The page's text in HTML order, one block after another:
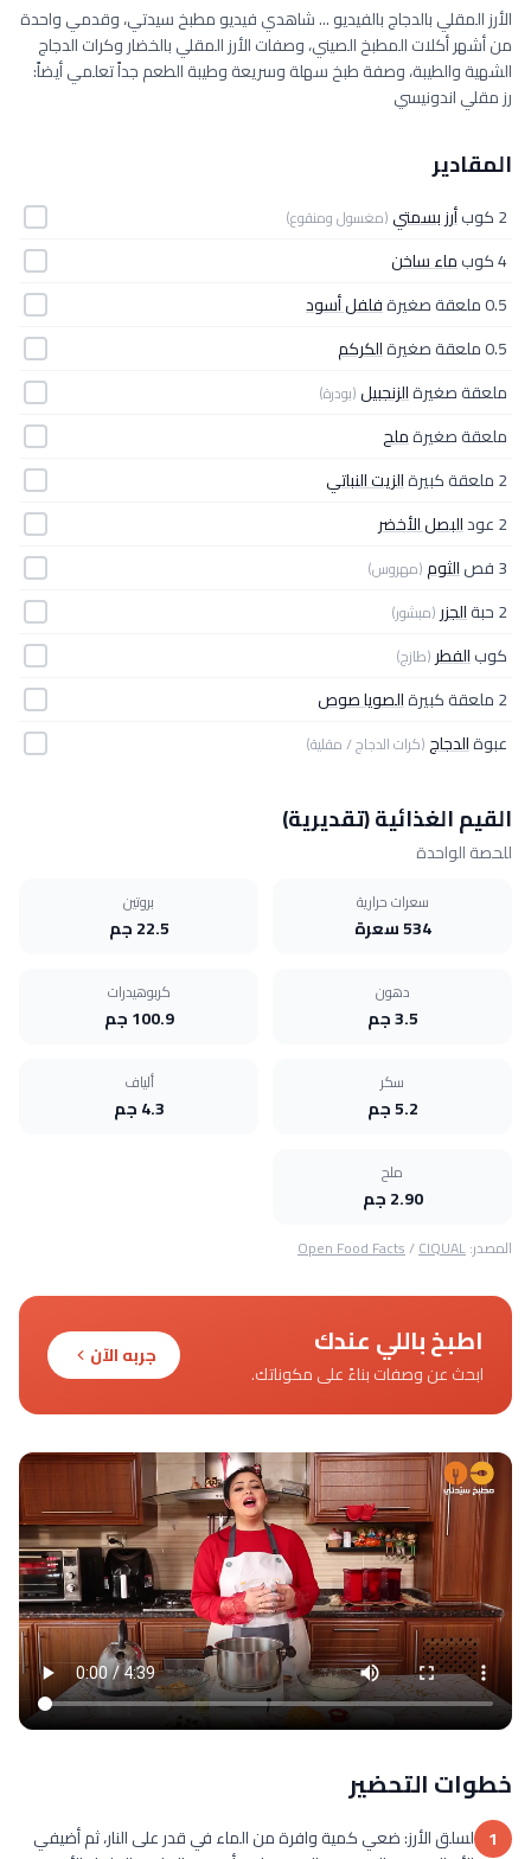
الأرز المقلي بالدجاج بالفيديو ... شاهدي فيديو مطبخ سيدتي، وقدمي واحدة
من أشهر أكلات المطبخ الصيني، وصفات الأرز المقلي بالخضار وكرات الدجاج
الشهية والطيبة، وصفة طبخ سهلة وسريعة وطيبة الطعم جداً تعلمي أيضاً:
رز مقلي اندونيسي
المقادير
2 كوب أرز بسمتي (مغسول ومنقوع)
4 كوب
ماء ساخن
0.5 ملعقة صغيرة
فلفل أسود
0.5 ملعقة صغيرة
الكركم
ملعقة صغيرةالزنجبيل(بودرة)
ملعقة صغيرةملح
2 ملعقة كبيرة
الزيت النباتي
2 عود
البصل الأخضر
3 فص
الثوم(مهروس)
2 حبة الجزر (مبشور)
كوبالفطر (طازج)
2 ملعقة كبيرة
الصويا صوص
عبوةالدجاج(كرات الدجاج / مقلية)
القيم الغذائية (تقديرية)
للحصة الواحدة
سعرات حرارية
534 سعرة
بروتين
22.5 جم
دهون
3.5 جم
كربوهيدرات
100.9 جم
سكر
5.2 جم
ألياف
4.3 جم
ملح
2.90 جم
المصدر: Open Food Facts/CIQUAL
اطبخ باللي عندك
ابحث عن وصفات بناءً على مكوناتك.
جربه الآن
خطوات التحضير
1 لسلق الأرز: ضعي كمية وافرة من الماء في قدر على النار، ثم أضيفي